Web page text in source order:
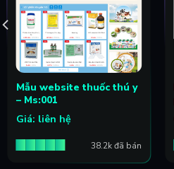
Mẫu website thuốc thú y
– Ms:001
Giá: liên hệ
38.2k đã bán